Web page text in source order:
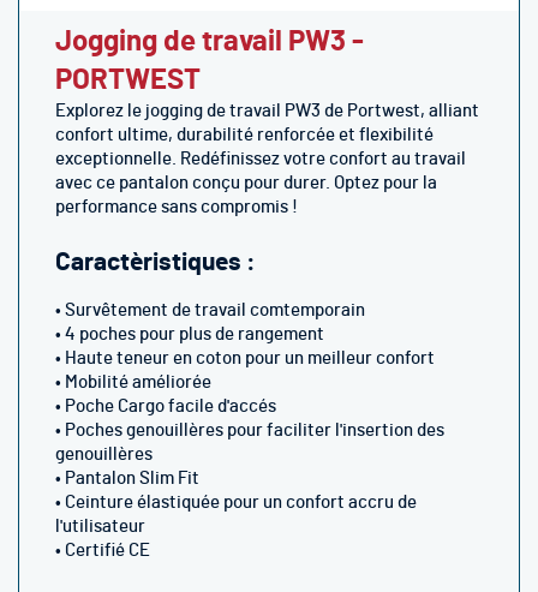
Jogging de travail PW3 -
PORTWEST
Explorez le jogging de travail PW3 de Portwest, alliant
confort ultime, durabilité renforcée et flexibilité
exceptionnelle. Redéfinissez votre confort au travail
avec ce pantalon conçu pour durer. Optez pour la
performance sans compromis !
Caractèristiques :
• Survêtement de travail comtemporain
• 4 poches pour plus de rangement
• Haute teneur en coton pour un meilleur confort
• Mobilité améliorée
• Poche Cargo facile d'accés
• Poches genouillères pour faciliter l'insertion des
genouillères
• Pantalon Slim Fit
• Ceinture élastiquée pour un confort accru de
l'utilisateur
• Certifié CE